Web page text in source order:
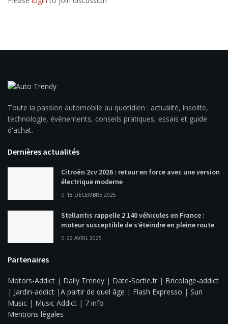
Toute la passion automobile au quotidien : actualité, insolite,
technologie, événements, conseils pratiques, essais et guide
d'achat.
Dernières actualités
Citroën 2cv 2026 : retour en force avec une version
électrique moderne
18 DÉCEMBRE 2025
Stellantis rappelle 2 140 véhicules en France :
moteur susceptible de s’éteindre en pleine route
22 AVRIL 2025
Partenaires
Motors-Addict | Daily Trendy | Date-Sortie.fr | Bricolage-addict
| Jardin-addict |A partir de quel âge | Flash Expresso | Sun
Music | Music Addict | 7 info
Mentions légales